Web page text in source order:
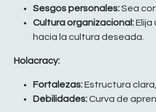
Sesgos personales:Sea
Cultura organizacional:Elija
hacia la cultura deseada.
Holacracy:
Fortalezas:Estructura
Debilidades:Curva de